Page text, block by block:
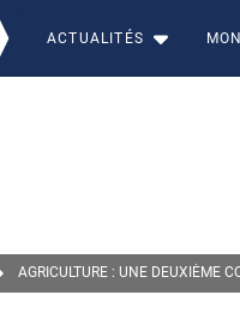
ACTUALITÉS
AGRICULTURE : UNE DEUXIÈME